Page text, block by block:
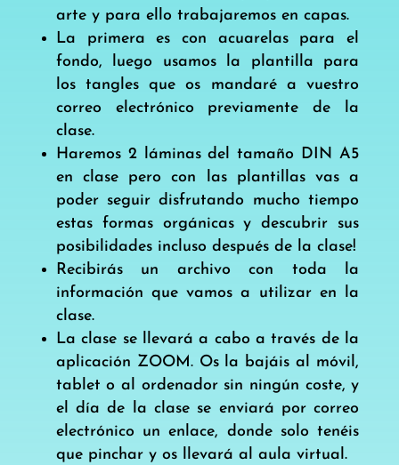
arte y para ello trabajaremos en capas.
La primera es con acuarelas para el
fondo, luego usamos la plantilla para
los tangles que os mandaré a vuestro
correo electrónico previamente de la
clase.
Haremos 2 láminas del tamaño DIN A5
en clase pero con las plantillas vas a
poder seguir disfrutando mucho tiempo
estas formas orgánicas y descubrir sus
posibilidades incluso después de la clase!
Recibirás un archivo con toda la
información que vamos a utilizar en la
clase.
La clase se llevará a cabo a través de la
aplicación ZOOM. Os la bajáis al móvil,
tablet o al ordenador sin ningún coste, y
el día de la clase se enviará por correo
electrónico un enlace, donde solo tenéis
que pinchar y os llevará al aula virtual.